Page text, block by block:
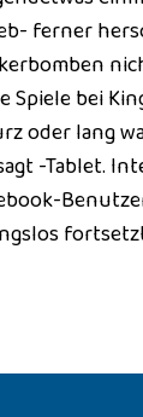
ferner
bei
oder lang
-Tablet.